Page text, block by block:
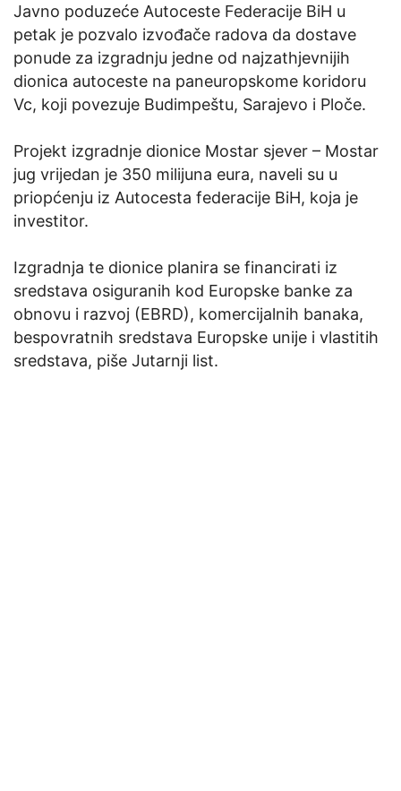
Javno poduzeće Autoceste Federacije BiH u
petak je pozvalo izvođače radova da dostave
ponude za izgradnju jedne od najzathjevnijih
dionica autoceste na paneuropskome koridoru
Vc, koji povezuje Budimpeštu, Sarajevo i Ploče.
Projekt izgradnje dionice Mostar sjever – Mostar
jug vrijedan je 350 milijuna eura, naveli su u
priopćenju iz Autocesta federacije BiH, koja je
investitor.
Izgradnja te dionice planira se financirati iz
sredstava osiguranih kod Europske banke za
obnovu i razvoj (EBRD), komercijalnih banaka,
bespovratnih sredstava Europske unije i vlastitih
sredstava, piše Jutarnji list.